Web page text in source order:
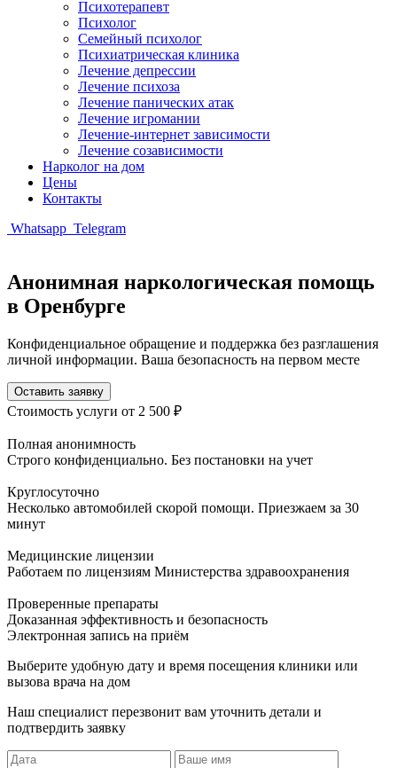
Психотерапевт
Психолог
Семейный психолог
Психиатрическая клиника
Лечение депрессии
Лечение психоза
Лечение панических атак
Лечение игромании
Лечение-интернет зависимости
Лечение созависимости
Нарколог на дом
Цены
Контакты
Whatsapp Telegram
Анонимная наркологическая помощь
в Оренбурге
Конфиденциальное обращение и поддержка без разглашения
личной информации. Ваша безопасность на первом месте
Оставить заявку
Стоимость услуги от 2 500 ₽
Полная анонимность
Строго конфиденциально. Без постановки на учет
Круглосуточно
Несколько автомобилей скорой помощи. Приезжаем за 30
минут
Медицинские лицензии
Работаем по лицензиям Министерства здравоохранения
Проверенные препараты
Доказанная эффективность и безопасность
Электронная запись на приём
Выберите удобную дату и время посещения клиники или
вызова врача на дом
Наш специалист перезвонит вам уточнить детали и
подтвердить заявку